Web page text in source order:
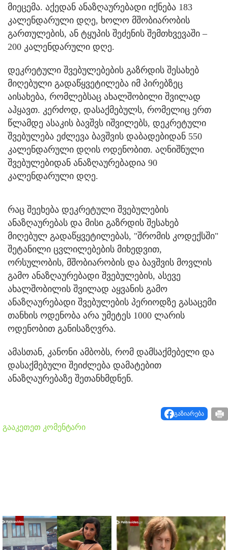
მიეცემა. აქედან ანაზღაურებადი იქნება 183
კალენდარული დღე, ხოლო მშობიარობის
გართულების, ან ტყუპის შეძენის შემთხვევაში –
200 კალენდარული დღე.
დეკრეტული შვებულებების გაზრდის შესახებ
მიღებული გადაწყვეტილება იმ პირებზეც
აისახება, რომლებსაც ახალშობილი შვილად
აჰყავთ. კერძოდ, დასაქმებულს, რომელიც ერთ
წლამდე ასაკის ბავშვს იშვილებს, დეკრეტული
შვებულება ეძლევა ბავშვის დაბადებიდან 550
კალენდარული დღის ოდენობით. აღნიშნული
შვებულებიდან ანაზღაურებადია 90
კალენდარული დღე.
რაც შეეხება დეკრეტული შვებულების
ანაზღაურებას და მისი გაზრდის შესახებ
მიღებულ გადაწყვეტილებას, "შრომის კოდექსში"
შეტანილი ცვლილებების მიხედვით,
ორსულობის, მშობიარობის და ბავშვის მოვლის
გამო ანაზღაურებადი შვებულების, ასევე
ახალშობილის შვილად აყვანის გამო
ანაზღაურებადი შვებულების პერიოდზე გასაცემი
თანხის ოდენობა არა უმეტეს 1000 ლარის
ოდენობით განისაზღვრა.
ამასთან, კანონი ამბობს, რომ დამსაქმებელი და
დასაქმებული შეიძლება დამატებით
ანაზღაურებაზე შეთანხმდნენ.
გაზიარება
გააკეთეთ კომენტარი